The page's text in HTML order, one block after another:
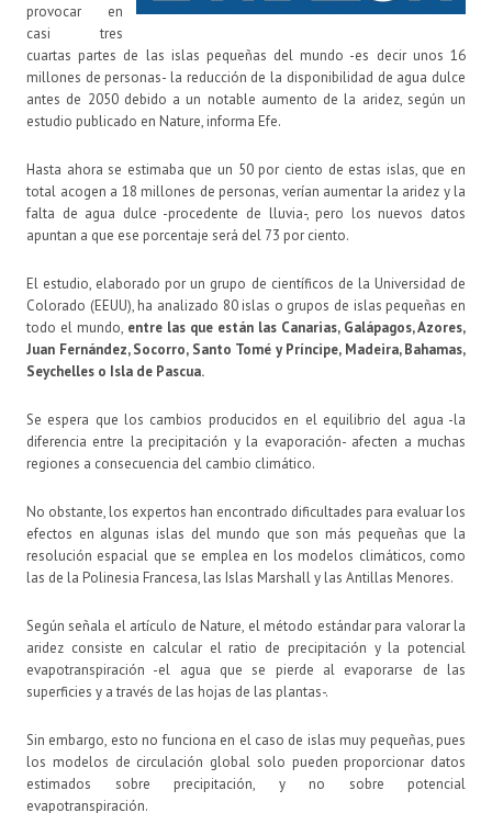
provocar en
casi tres
cuartas partes de las islas pequeñas del mundo -es decir unos 16
millones de personas- la reducción de la disponibilidad de agua dulce
antes de 2050 debido a un notable aumento de la aridez, según un
estudio publicado en Nature, informa Efe.
Hasta ahora se estimaba que un 50 por ciento de estas islas, que en
total acogen a 18 millones de personas, verían aumentar la aridez y la
falta de agua dulce -procedente de lluvia-, pero los nuevos datos
apuntan a que ese porcentaje será del 73 por ciento.
El estudio, elaborado por un grupo de científicos de la Universidad de
Colorado (EEUU), ha analizado 80 islas o grupos de islas pequeñas en
todo el mundo, entre las que están las Canarias, Galápagos, Azores,
Juan Fernández, Socorro, Santo Tomé y Príncipe, Madeira, Bahamas,
Seychelles o Isla de Pascua.
Se espera que los cambios producidos en el equilibrio del agua -la
diferencia entre la precipitación y la evaporación- afecten a muchas
regiones a consecuencia del cambio climático.
No obstante, los expertos han encontrado dificultades para evaluar los
efectos en algunas islas del mundo que son más pequeñas que la
resolución espacial que se emplea en los modelos climáticos, como
las de la Polinesia Francesa, las Islas Marshall y las Antillas Menores.
Según señala el artículo de Nature, el método estándar para valorar la
aridez consiste en calcular el ratio de precipitación y la potencial
evapotranspiración -el agua que se pierde al evaporarse de las
superficies y a través de las hojas de las plantas-.
Sin embargo, esto no funciona en el caso de islas muy pequeñas, pues
los modelos de circulación global solo pueden proporcionar datos
estimados sobre precipitación, y no sobre potencial
evapotranspiración.